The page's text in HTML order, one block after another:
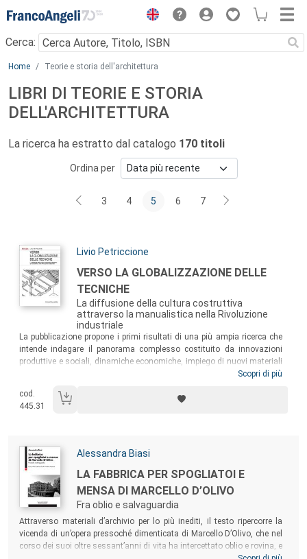
Menu
Cerca:
Main content
Home Teorie e storia dell'architettura
LIBRI DI TEORIE E STORIA
DELL'ARCHITETTURA
La ricerca ha estratto dal catalogo 170 titoli
Ordina per
3 4 5 6 7
Autori:
Livio Petriccione
Titolo:
VERSO LA GLOBALIZZAZIONE DELLE
TECNICHE
La diffusione della cultura costruttiva
attraverso la manualistica nella Rivoluzione
industriale
Sommario:
La pubblicazione propone i primi risultati di una più ampia ricerca che
intende indagare il panorama complesso costituito da innovazioni
produttive e sociali, dinamiche economiche, impiego di nuovi materiali
e tecniche costruttive, momenti edificatori contaminati dalle diverse
industriali. Partendo dagli elementi di connotazione tipologica degli
archetipi e seguendone lo sviluppo e le mutazioni, con il confronto con
Scopri di più
cod.
445.31
Autori:
Alessandra Biasi
Titolo:
LA FABBRICA PER SPOGLIATOI E
MENSA DI MARCELLO D’OLIVO
Fra oblio e salvaguardia
Sommario:
Attraverso materiali d’archivio per lo più inediti, il testo ripercorre la
vicenda di un’opera pressoché dimenticata di Marcello D’Olivo, che nel
corso dei suoi oltre sessant’anni di vita ha intercettato oblio e rovina, e